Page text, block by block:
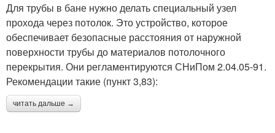
Для трубы в бане нужно делать специальный узел
прохода через потолок. Это устройство, которое
обеспечивает безопасные расстояния от наружной
поверхности трубы до материалов потолочного
перекрытия. Они регламентируются СНиПом 2.04.05-91.
Рекомендации такие (пункт 3,83):
читать дальше →